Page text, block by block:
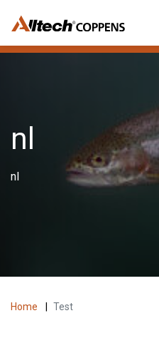
nl
nl
Home Test